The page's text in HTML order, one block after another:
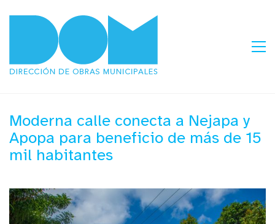
Moderna calle conecta a Nejapa y
Apopa para beneficio de más de 15
mil habitantes